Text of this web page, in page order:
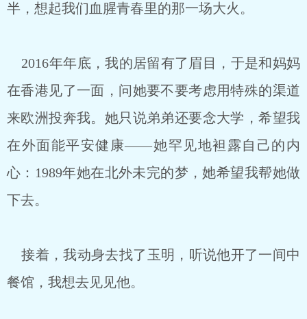
半，想起我们血腥青春里的那一场大火。
2016年年底，我的居留有了眉目，于是和妈妈
在香港见了一面，问她要不要考虑用特殊的渠道
来欧洲投奔我。她只说弟弟还要念大学，希望我
在外面能平安健康——她罕见地袒露自己的内
心：1989年她在北外未完的梦，她希望我帮她做
下去。
接着，我动身去找了玉明，听说他开了一间中
餐馆，我想去见见他。